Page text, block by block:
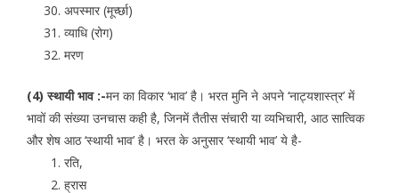
अपस्मार (मूर्च्छा)
व्याधि (रोग)
मरण
(4) स्थायी भाव :-मन का विकार ‘भाव’ है। भरत मुनि ने अपने ‘नाट्यशास्त्र’ में
भावों की संख्या उनचास कही है, जिनमें तैतीस संचारी या व्यभिचारी, आठ सात्विक
और शेष आठ ‘स्थायी भाव’ है। भरत के अनुसार ‘स्थायी भाव’ ये है-
रति,
ह्रास